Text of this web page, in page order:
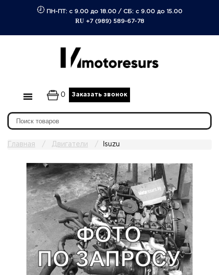
ПН-ПТ: с 9.00 до 18.00/ СБ: с 9.00 до 15.00
RU +7 (989) 589-67-78
0 Заказать звонок
Главная Двигатели Isuzu